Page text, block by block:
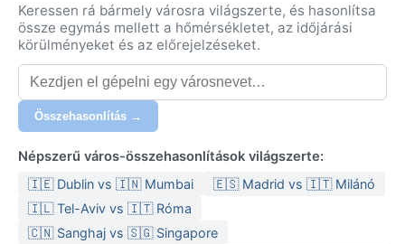
Keressen rá bármely városra világszerte, és hasonlítsa
össze egymás mellett a hőmérsékletet, az időjárási
körülményeket és az előrejelzéseket.
Összehasonlítás →
Népszerű város-összehasonlítások világszerte:
🇮🇪 Dublin vs 🇮🇳 Mumbai
🇪🇸 Madrid vs 🇮🇹 Milánó
🇮🇱 Tel-Aviv vs 🇮🇹 Róma
🇨🇳 Sanghaj vs 🇸🇬 Singapore